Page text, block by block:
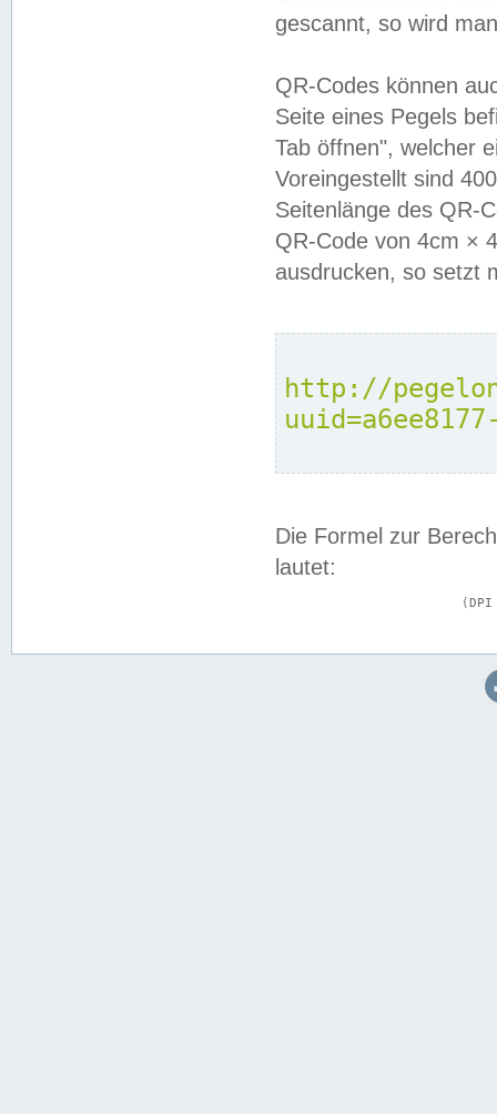
gescannt, so wird
QR-Codes können
Seite eines Pegels
Tab öffnen", welcher
Voreingestellt sind
Seitenlänge des QR-
QR-Code von 4cm ×
ausdrucken, so setzt
http://
Die Formel zur
lautet: